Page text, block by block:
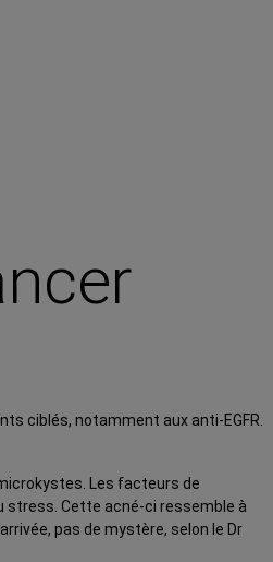
ciblés, notamment aux anti-EGFR.
Les facteurs de
stress. Cette acné-ci ressemble à
pas de mystère, selon le Dr